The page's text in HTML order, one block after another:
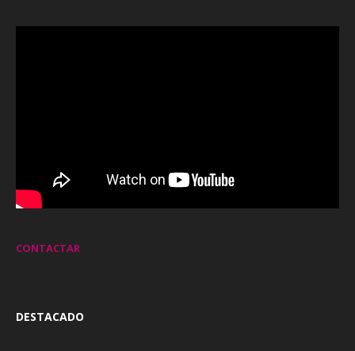
CONTACTAR
DESTACADO